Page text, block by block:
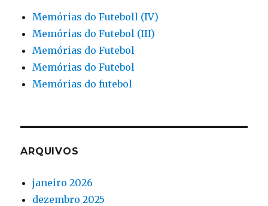
Memórias do Futeboll (IV)
Memórias do Futebol (III)
Memórias do Futebol
Memórias do Futebol
Memórias do futebol
ARQUIVOS
janeiro 2026
dezembro 2025